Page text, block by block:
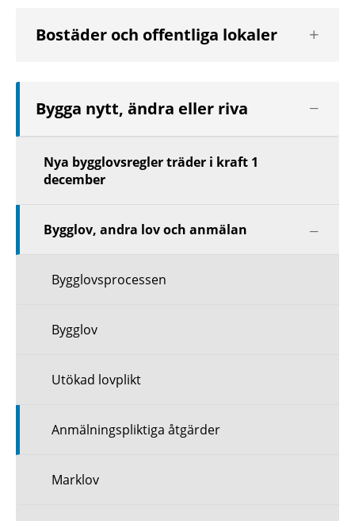
Bostäder och offentliga lokaler
nästa
Bygga nytt, ändra eller riva
Nya bygglovsregler träder i kraft 1
december
Bygglov, andra lov och anmälan
Bygglovsprocessen
Bygglov
Utökad lovplikt
Anmälningspliktiga åtgärder
Marklov